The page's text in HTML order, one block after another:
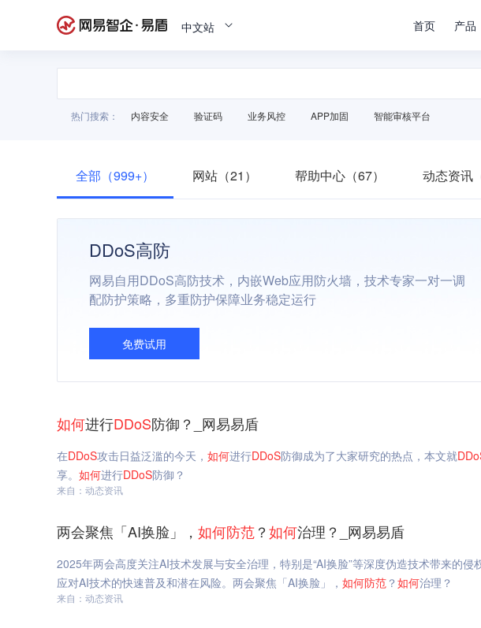
中文站 首页 产品
热门搜索： 内容安全 验证码 业务风控 APP加固 智能审核平台
全部（999+） 网站（21） 帮助中心（67） 动态资讯
DDoS高防
网易自用DDoS高防技术，内嵌Web应用防火墙，技术专家一对一调
配防护策略，多重防护保障业务稳定运行
免费试用
如何进行DDoS防御？_网易易盾
在DDoS攻击日益泛滥的今天， 如何进行DDoS防御成为了大家研究的热点，本文就
享。 如何进行DDoS防御？
来自：动态资讯
两会聚焦「AI换脸」， 如何防范？如何治理？_网易易盾
2025年两会高度关注AI技术发展与安全治理，特别是“AI换脸”等深度伪造技术带来的
应对AI技术的快速普及和潜在风险。两会聚焦「AI换脸」， 如何防范 ？ 如何治理？
来自：动态资讯